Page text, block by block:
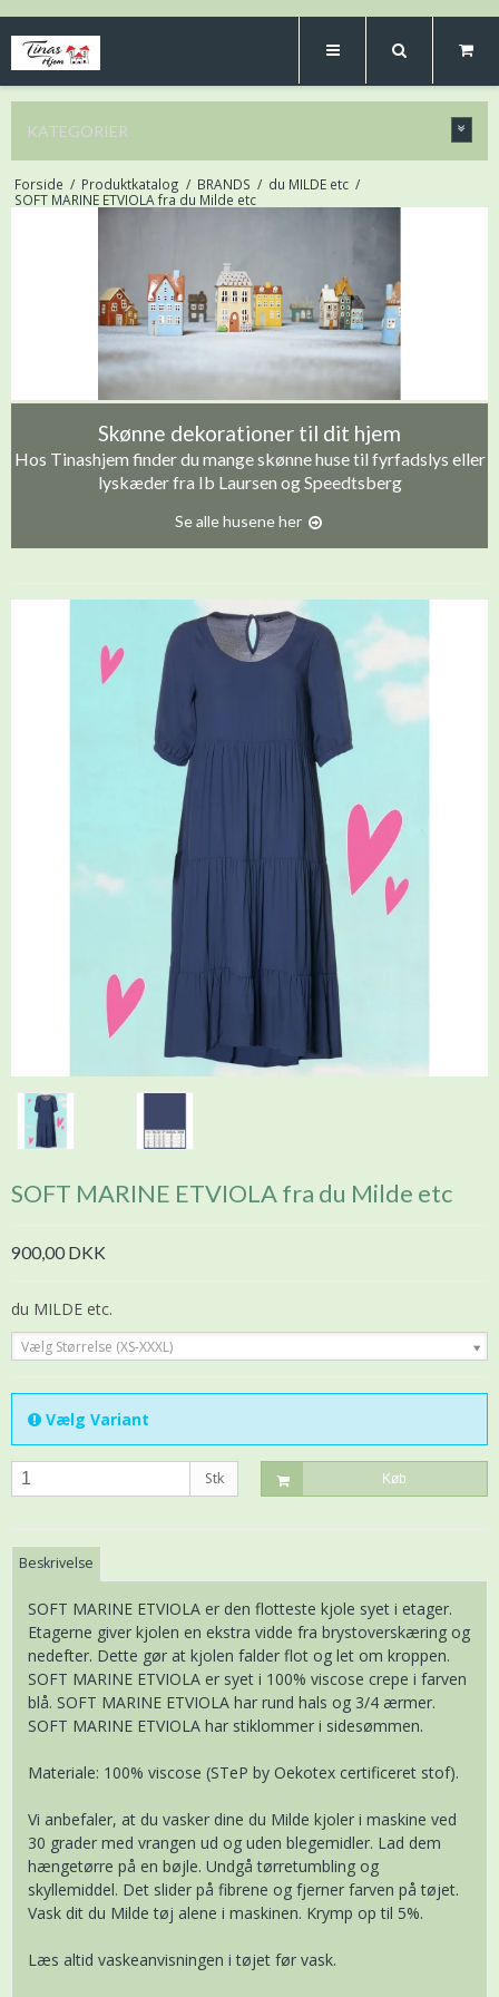
KATEGORIER
Forside / Produktkatalog / BRANDS / du MILDE etc /
SOFT MARINE ETVIOLA fra du Milde etc
Skønne dekorationer til dit hjem
Hos Tinashjem finder du mange skønne huse til fyrfadslys eller
lyskæder fra Ib Laursen og Speedtsberg
Se alle husene her
SOFT MARINE ETVIOLA fra du Milde etc
900,00 DKK
du MILDE etc.
Vælg Størrelse (XS-XXXL)
Vælg Variant
Stk Køb
Beskrivelse
SOFT MARINE ETVIOLA er den flotteste kjole syet i etager.
Etagerne giver kjolen en ekstra vidde fra brystoverskæring og
nedefter. Dette gør at kjolen falder flot og let om kroppen.
SOFT MARINE ETVIOLA er syet i 100% viscose crepe i farven
blå. SOFT MARINE ETVIOLA har rund hals og 3/4 ærmer.
SOFT MARINE ETVIOLA har stiklommer i sidesømmen.
Materiale: 100% viscose (STeP by Oekotex certificeret stof).
Vi anbefaler, at du vasker dine du Milde kjoler i maskine ved
30 grader med vrangen ud og uden blegemidler. Lad dem
hængetørre på en bøjle. Undgå tørretumbling og
skyllemiddel. Det slider på fibrene og fjerner farven på tøjet.
Vask dit du Milde tøj alene i maskinen. Krymp op til 5%.
Læs altid vaskeanvisningen i tøjet før vask.